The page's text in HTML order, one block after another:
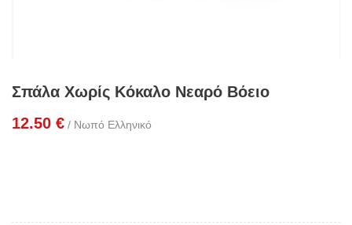
Σπάλα Χωρίς Κόκαλο Νεαρό Βόειο
12.50 € / Νωπό Ελληνικό